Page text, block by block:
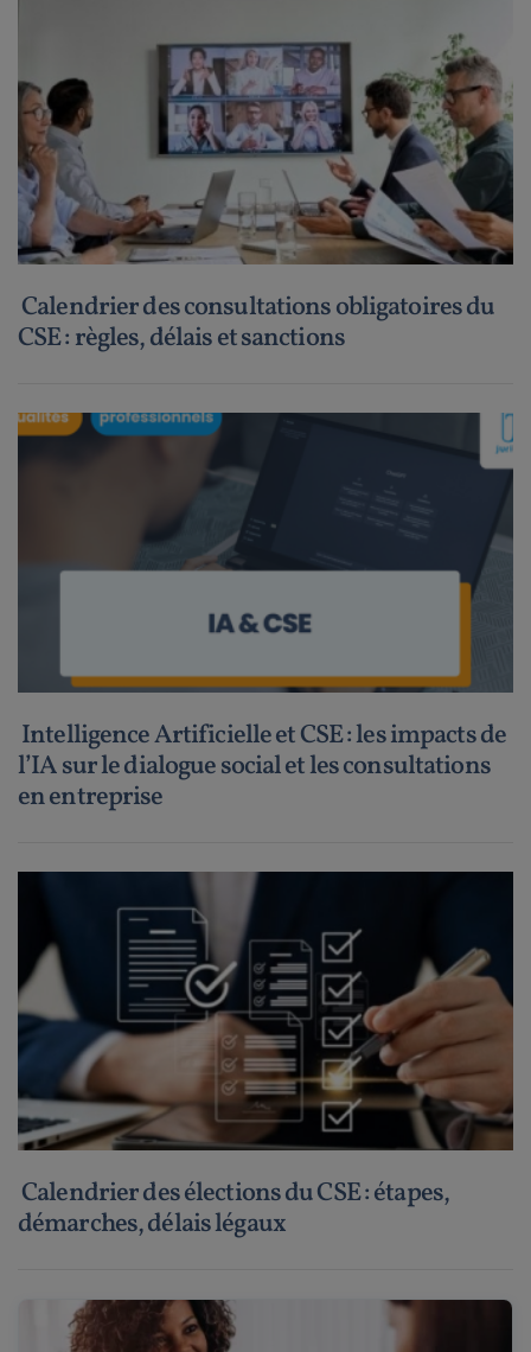
Calendrier des consultations obligatoires du
CSE : règles, délais et sanctions
Intelligence Artificielle et CSE : les impacts de
l’IA sur le dialogue social et les consultations
en entreprise
Calendrier des élections du CSE : étapes,
démarches, délais légaux